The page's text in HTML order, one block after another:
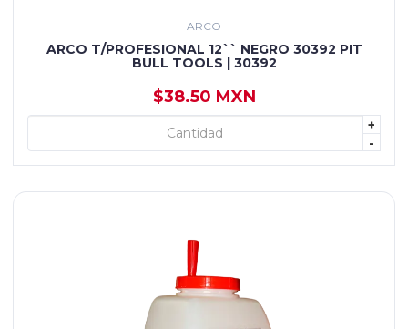
ARCO
ARCO T/PROFESIONAL 12`` NEGRO 30392 PIT
BULL TOOLS | 30392
$38.50 MXN
+
-
+ AGREGAR